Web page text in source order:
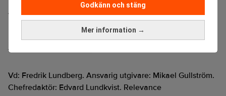
Mer information →
Godkänn och stäng
Annonsera på Realtid
Pressmeddelanden
Ändra datainställningar
Vd: Fredrik Lundberg. Ansvarig utgivare: Mikael Gullström.
Chefredaktör: Edvard Lundkvist. Relevance